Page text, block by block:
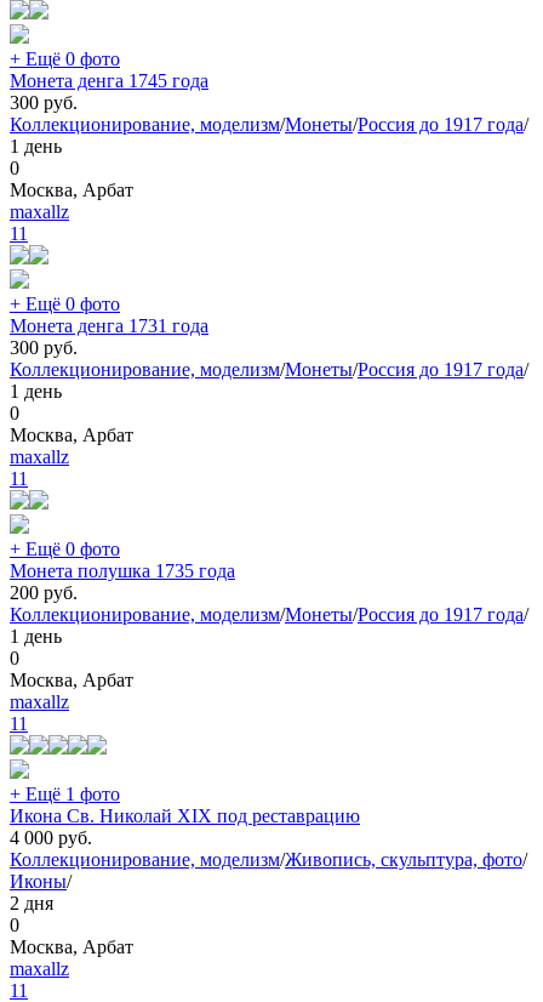
+ Ещё 0 фото
Монета денга 1745 года
300 руб.
Коллекционирование, моделизм/Монеты/Россия до 1917 года/
1 день
0
Москва, Арбат
maxallz
11
+ Ещё 0 фото
Монета денга 1731 года
300 руб.
Коллекционирование, моделизм/Монеты/Россия до 1917 года/
1 день
0
Москва, Арбат
maxallz
11
+ Ещё 0 фото
Монета полушка 1735 года
200 руб.
Коллекционирование, моделизм/Монеты/Россия до 1917 года/
1 день
0
Москва, Арбат
maxallz
11
+ Ещё 1 фото
Икона Св. Николай XIX под реставрацию
4 000 руб.
Коллекционирование, моделизм/Живопись, скульптура, фото/
Иконы/
2 дня
0
Москва, Арбат
maxallz
11